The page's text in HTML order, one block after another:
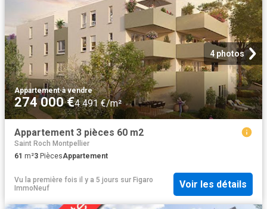
4 photos
Appartement·à vendre
274 000 €4 491 €/m²
Appartement 3 pièces 60 m2
Saint Roch Montpellier
61 m²3 PiècesAppartement
Vu la première fois il y a 5 jours sur Figaro
ImmoNeuf
Voir les détails